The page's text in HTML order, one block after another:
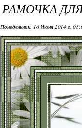
РАМОЧКА
Понедельник, 16 Июня 2014 г.